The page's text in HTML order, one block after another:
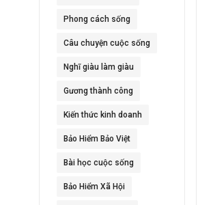
Phong cách sống
Câu chuyện cuộc sống
Nghĩ giàu làm giàu
Gương thành công
Kiến thức kinh doanh
Bảo Hiểm Bảo Việt
Bài học cuộc sống
Bảo Hiểm Xã Hội